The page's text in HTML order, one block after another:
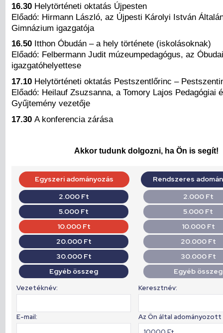
16.30 Helytörténeti oktatás Újpesten
Előadó: Hirmann László, az Újpesti Károlyi István
Gimnázium igazgatója
16.50 Itthon Óbudán – a hely története (iskolásoknak)
Előadó: Felbermann Judit múzeumpedagógus, az
igazgatóhelyettese
17.10 Helytörténeti oktatás Pestszentlőrinc –
Előadó: Heilauf Zsuzsanna, a Tomory Lajos Pedagógiai
Gyűjtemény vezetője
17.30 A konferencia zárása
Akkor tudunk dolgozni, ha Ön is segít!